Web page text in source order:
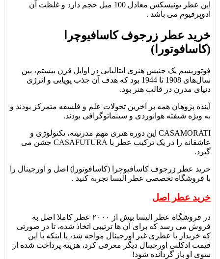
این عطر یونیسکس معادل 100 میل حجم دارد و غلظت آن
ادوپرفیوم می باشد .
خرید عطر زرجوف کاسافیوچرا
(کاسافوتورا)
فوتوریسم یک جنبش هنری ایتالیایی در اوایل قرن بیستم، بین
سال‌های 1908 تا 1944 بود که هدف آن جذب پویایی و انرژی
دنیای مدرن در قالب هنر بود.
آینده پژوهان همه بر آخرین تحولات علم و فلسفه متمرکز بودند و
به ویژه شیفته هوانوردی و سینماتوگرافی بودند.
CASAMORATI این دوره هنری مهم مدرنیته، تکنولوژی و
عاشقانه را در یک ترکیب عطر با CASAFUTURA جشن می
گیرد.
خرید عطر زرجوف کاسافیوچرا (کاسافوتورا) اصل و اورجینال را
با فروشگاه تخصصی عطر الیسا تجربه کنید .
خرید عطر اصل
در فروشگاه عطر الیسا بیش از ۲۰۰۰ عطر کاملا اصل به
فروش می رسد که برای آن ها ترتیبی اتخاذ شده، تا در صورتی
که خریدار با عطری غیر اورجینال مواجه شد، یا اینکه با این
قیمت ادکلنی اورجینال دیگر معرفی کرد، هزینه پرداخت شده از
سوی او باز گردانده شود!